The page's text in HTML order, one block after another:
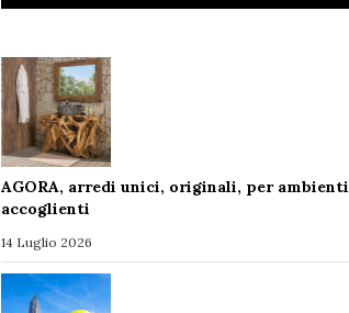
AGORA, arredi unici, originali, per ambienti
accoglienti
14 Luglio 2026